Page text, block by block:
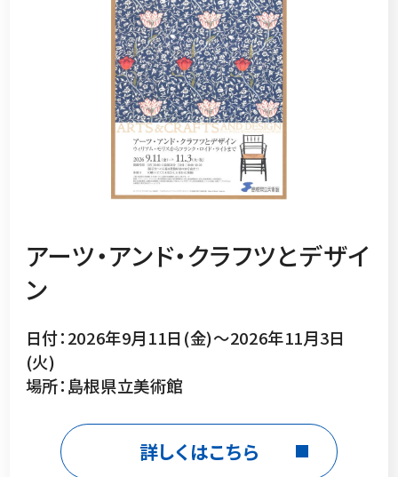
アーツ・アンド・クラフツとデザイ
ン
日付：2026年9月11日(金)～2026年11月3日
(火)
場所：島根県立美術館
詳しくはこちら